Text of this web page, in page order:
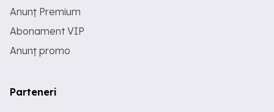
Anunț Premium
Abonament VIP
Anunț promo
Parteneri